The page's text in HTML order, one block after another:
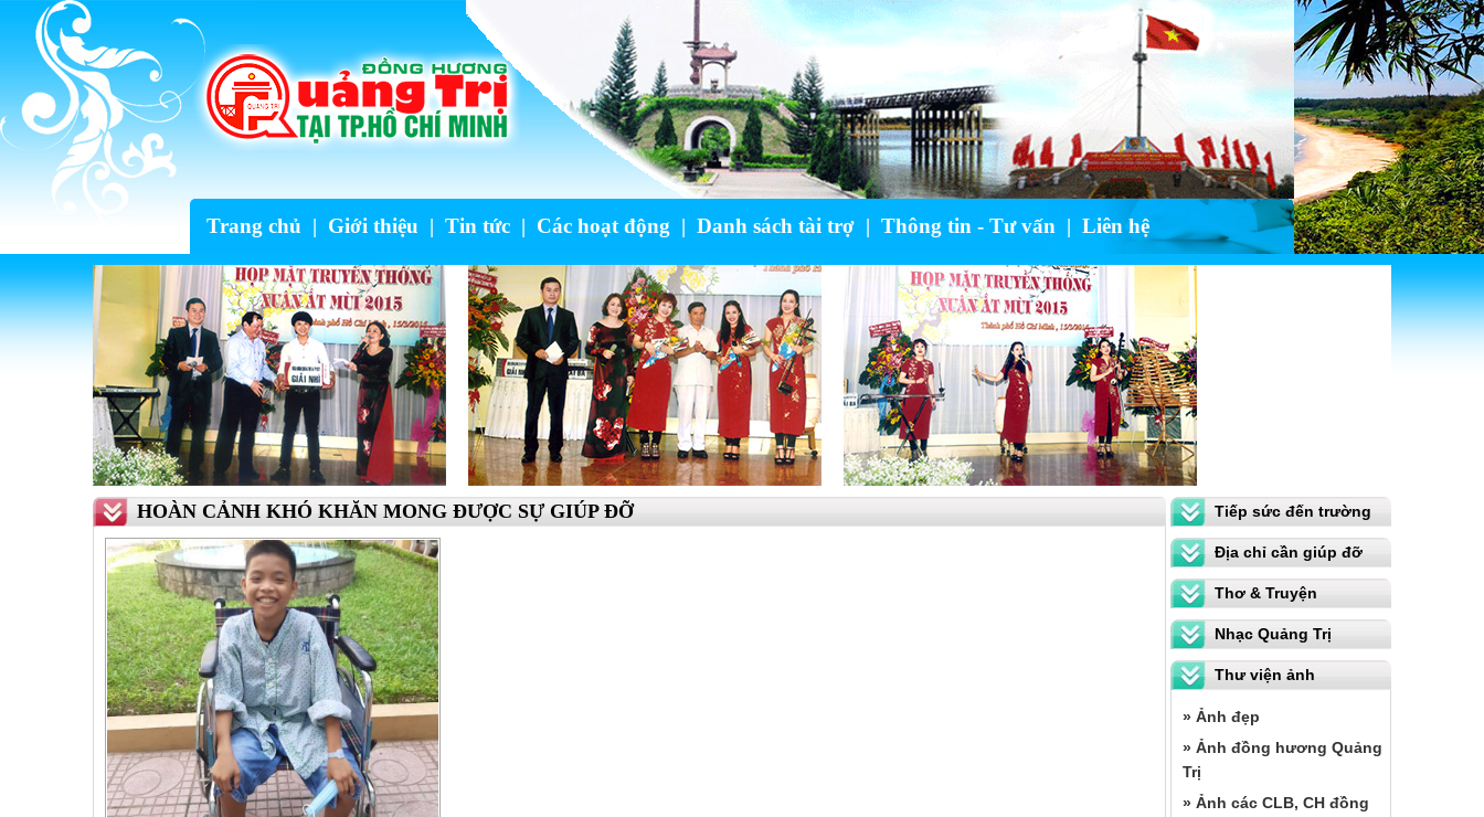
Trang chủ | Giới thiệu | Tin tức | Các hoạt động | Danh sách tài trợ | Thông tin - Tư vấn | Liên hệ
HOÀN CẢNH KHÓ KHĂN MONG ĐƯỢC SỰ GIÚP ĐỠ Tiếp sức đến trường
Địa chỉ cần giúp đỡ
Thơ & Truyện
Nhạc Quảng Trị
Thư viện ảnh
» Ảnh đẹp
» Ảnh đồng hương Quảng
Trị
» Ảnh các CLB, CH đồng